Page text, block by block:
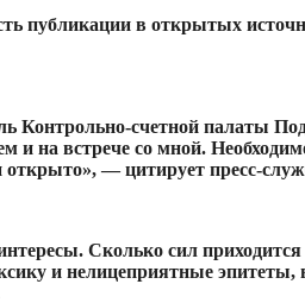
публикации в открытых
счетной палаты
на встрече со мной.
— цитирует пресс-
Сколько сил
и нелицеприятные